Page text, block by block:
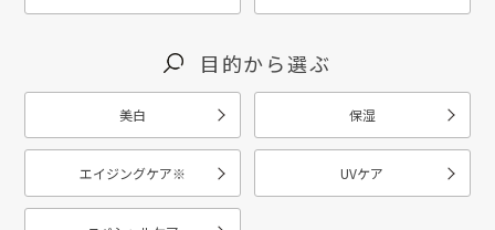
目的から選ぶ
美白 保湿
エイジングケア※ UVケア